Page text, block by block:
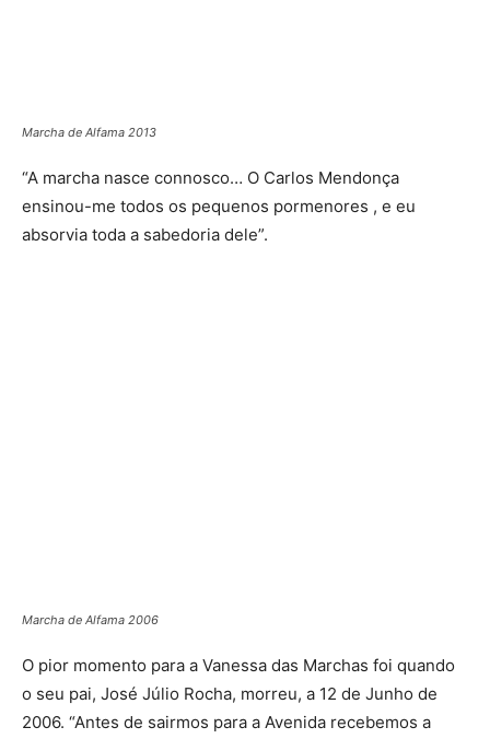
Marcha de Alfama 2013
“A marcha nasce connosco… O Carlos Mendonça
ensinou-me todos os pequenos pormenores , e eu
absorvia toda a sabedoria dele”.
Marcha de Alfama 2006
O pior momento para a Vanessa das Marchas foi quando
o seu pai, José Júlio Rocha, morreu, a 12 de Junho de
2006. “Antes de sairmos para a Avenida recebemos a